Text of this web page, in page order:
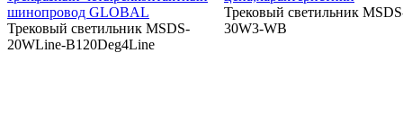
Трековый светильник MSDS-
20WLine-B120Deg4Line
Трековый светильник
30W3-WB